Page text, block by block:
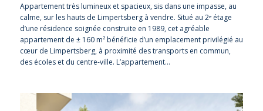
Appartement très lumineux et spacieux, sis dans une impasse, au
calme, sur les hauts de Limpertsberg à vendre. Situé au 2ᵉ étage
d’une résidence soignée construite en 1989, cet agréable
appartement de ± 160 m² bénéficie d’un emplacement privilégié au
cœur de Limpertsberg, à proximité des transports en commun,
des écoles et du centre-ville. L’appartement…